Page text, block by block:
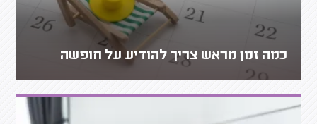
כמה זמן מראש צריך להודיע על חופשה